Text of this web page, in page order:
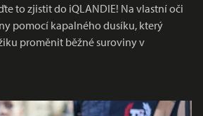
to zjistit do iQLANDIE! Na vlastní oči
pomocí kapalného dusíku, který
proměnit běžné suroviny v